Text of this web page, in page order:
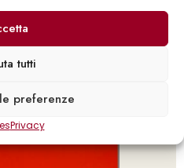
tutti
preferenze
Privacy